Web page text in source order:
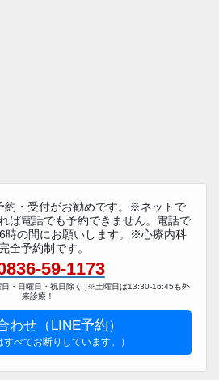
約・受付がお勧めです。※ネットで
ば電話でも予約できません。電話で
時の間にお願いします。※心療内科
全予約制です。
59-1173
・日曜日・祝日除く ]※土曜日は13:30-16:45も外
来診療！
わせ（LINE予約）
すべてお断りしています。）